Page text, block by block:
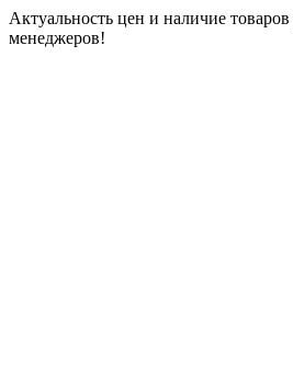
Актуальность цен и наличие
менеджеров!